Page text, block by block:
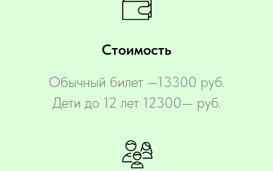
Стоимость
Обычный билет —13300 руб.
Дети до 12 лет 12300— руб.